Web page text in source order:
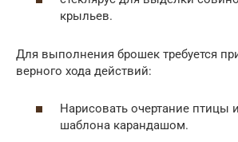
крыльев.
Для выполнения брошек требуется
верного хода действий:
Нарисовать очертание птицы
шаблона карандашом.